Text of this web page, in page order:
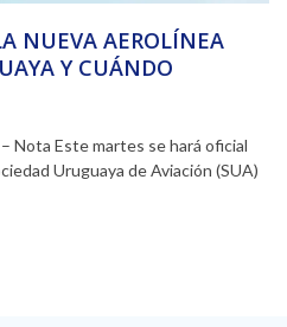
NUEVA AEROLÍNEA
Y CUÁNDO
Nota Este martes se hará oficial
Uruguaya de Aviación (SUA)